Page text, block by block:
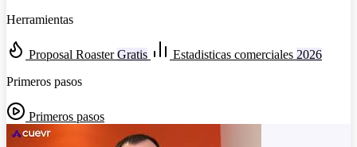
Herramientas
Proposal Roaster Gratis Estadisticas comerciales 2026
Primeros pasos
Primeros pasos